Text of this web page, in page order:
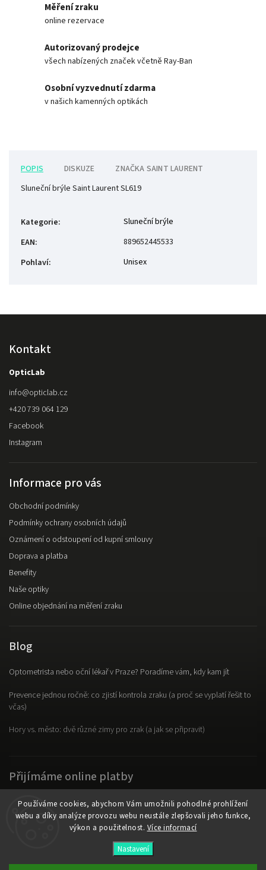
Používáme cookies, abychom Vám umožnili pohodlné prohlížení
webu a díky analýze provozu webu neustále zlepšovali jeho funkce,
výkon a použitelnost. Více informací
Nastavení
Měření zraku
online rezervace
Autorizovaný prodejce
všech nabízených značek včetně Ray-Ban
Osobní vyzvednutí zdarma
v našich kamenných optikách
POPIS DISKUZE ZNAČKA SAINT LAURENT
Sluneční brýle Saint Laurent SL619
Kategorie:
Sluneční brýle
EAN:
889652445533
Pohlaví: Unisex
Kontakt
OpticLab
info@opticlab.cz
+420 739 064 129
Facebook
Instagram
Informace pro vás
Obchodní podmínky
Podmínky ochrany osobních údajů
Oznámení o odstoupení od kupní smlouvy
Doprava a platba
Benefity
Naše optiky
Online objednání na měření zraku
Blog
Optometrista nebo oční lékař v Praze? Poradíme vám, kdy kam jít
Prevence jednou ročně: co zjistí kontrola zraku (a proč se vyplatí řešit to
včas)
Hory vs. město: dvě různé zimy pro zrak (a jak se připravit)
Přijímáme online platby
OpticLab. Všechna práva vyhrazena.